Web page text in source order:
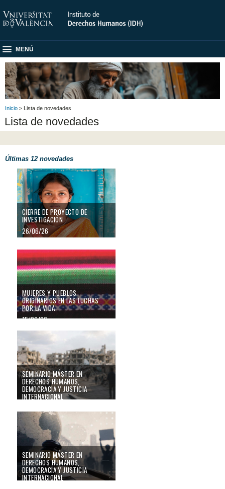
MENÚ
Inicio > Lista de novedades
Lista de novedades
Últimas 12 novedades
Cierre de Proyecto de Investigación
CIERRE DE PROYECTO DE
INVESTIGACIÓN
26/06/26
Mujeres y pueblos originarios en las luchas por la vida
MUJERES Y PUEBLOS
ORIGINARIOS EN LAS LUCHAS
POR LA VIDA
15/06/26
SEMINARIO MÁSTER EN DERECHOS HUMANOS, DEMOCRACIA Y
SEMINARIO MÁSTER EN
DERECHOS HUMANOS,
DEMOCRACIA Y JUSTICIA
INTERNACIONAL
SEMINARIO MÁSTER EN DERECHOS HUMANOS, DEMOCRACIA Y
SEMINARIO MÁSTER EN
DERECHOS HUMANOS,
DEMOCRACIA Y JUSTICIA
INTERNACIONAL